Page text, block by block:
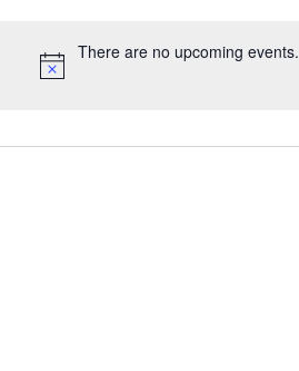
There are no upcoming events.